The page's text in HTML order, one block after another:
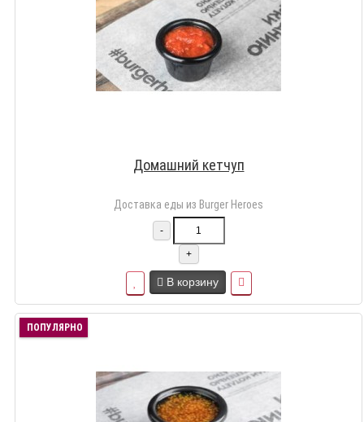
Домашний кетчуп
Доставка еды из Burger Heroes
-
+
В корзину
ПОПУЛЯРНО